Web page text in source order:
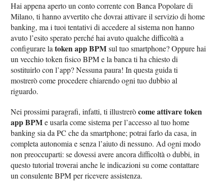
Hai appena aperto un conto corrente con Banca Popolare di
Milano, ti hanno avvertito che dovrai attivare il servizio di home
banking, ma i tuoi tentativi di accedere al sistema non hanno
avuto l’esito sperato perché hai avuto qualche difficoltà a
configurare latoken app BPMsul tuo smartphone? Oppure hai
un vecchio token fisico BPM e la banca ti ha chiesto di
sostituirlo con l’app? Nessuna paura! In questa guida ti
mostrerò come procedere chiarendo ogni tuo dubbio al
riguardo.
Nei prossimi paragrafi, infatti, ti illustreròcome attivare token
app BPMe usarla come sistema per l’accesso al tuo home
banking sia da PC che da smartphone; potrai farlo da casa, in
completa autonomia e senza l’aiuto di nessuno. Ad ogni modo
non preoccuparti: se dovessi avere ancora difficoltà o dubbi, in
questo tutorial troverai anche le indicazioni su come contattare
un consulente BPM per ricevere assistenza.